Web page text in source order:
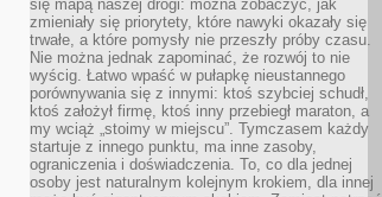
się mapą naszej drogi: można zobaczyć, jak
zmieniały się priorytety, które nawyki okazały się
trwałe, a które pomysły nie przeszły próby czasu.
Nie można jednak zapominać, że rozwój to nie
wyścig. Łatwo wpaść w pułapkę nieustannego
porównywania się z innymi: ktoś szybciej schudł,
ktoś założył firmę, ktoś inny przebiegł maraton, a
my wciąż „stoimy w miejscu”. Tymczasem każdy
startuje z innego punktu, ma inne zasoby,
ograniczenia i doświadczenia. To, co dla jednej
osoby jest naturalnym kolejnym krokiem, dla innej